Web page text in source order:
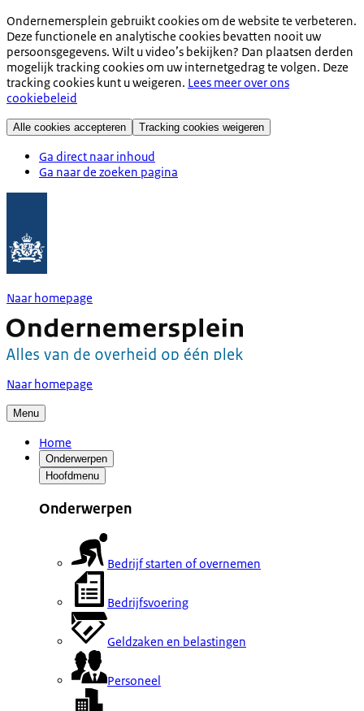
Ondernemersplein gebruikt cookies om de website te verbeteren.
Deze functionele en analytische cookies bevatten nooit uw
persoonsgegevens. Wilt u video’s bekijken? Dan plaatsen derden
mogelijk tracking cookies om uw internetgedrag te volgen. Deze
tracking cookies kunt u weigeren. Lees meer over ons
cookiebeleid
Alle cookies accepteren Tracking cookies weigeren
Ga direct naar inhoud
Ga naar de zoeken pagina
Naar homepage
Naar homepage
Menu
Home
Onderwerpen
Hoofdmenu
Onderwerpen
Bedrijf starten of overnemen
Bedrijfsvoering
Geldzaken en belastingen
Personeel